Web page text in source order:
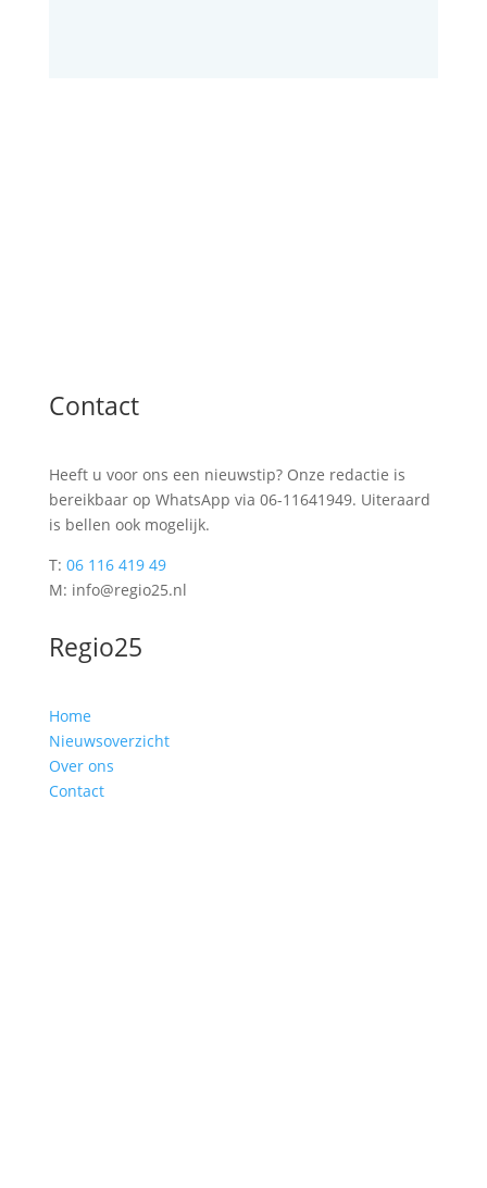
Contact
Heeft u voor ons een nieuwstip? Onze redactie is
bereikbaar op WhatsApp via 06-11641949. Uiteraard
is bellen ook mogelijk.
T: 06 116 419 49
M: info@regio25.nl
Regio25
Home
Nieuwsoverzicht
Over ons
Contact